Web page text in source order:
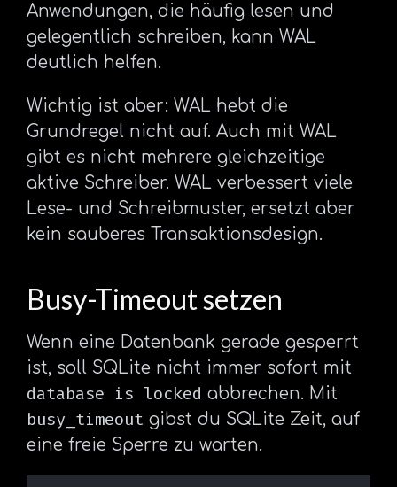
Anwendungen, die häufig lesen und
gelegentlich schreiben, kann WAL
deutlich helfen.
Wichtig ist aber: WAL hebt die
Grundregel nicht auf. Auch mit WAL
gibt es nicht mehrere gleichzeitige
aktive Schreiber. WAL verbessert viele
Lese- und Schreibmuster, ersetzt aber
kein sauberes Transaktionsdesign.
Busy-Timeout setzen
Wenn eine Datenbank gerade gesperrt
ist, soll SQLite nicht immer sofort mit
database is locked abbrechen. Mit
busy_timeout gibst du SQLite Zeit, auf
eine freie Sperre zu warten.